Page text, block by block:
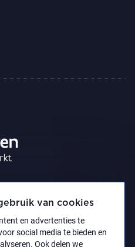
van cookies
en advertenties te
social media te bieden en
Ook delen we